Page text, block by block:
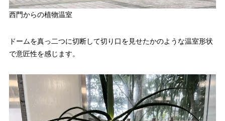
西門からの植物温室
ドームを真っ二つに切断して切り口を見せたかのような温室形状
で意匠性を感じます。